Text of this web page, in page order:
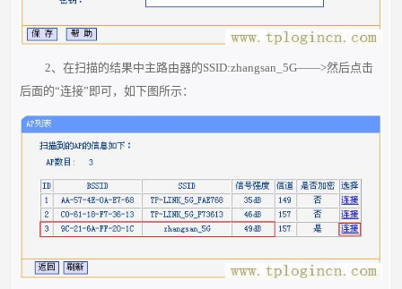
2、在扫描的结果中主路由器的SSID:zhangsan_5G——>然后点击
后面的“连接”即可，如下图所示：